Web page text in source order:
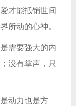
才能抵销世间
所动的心神。
需要强大的内
没有掌声，只
动力也是方